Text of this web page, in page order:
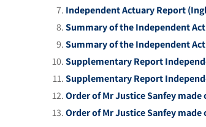
Independent Actuary Report
Summary of the Independent
Summary of the Independent
Supplementary Report
Supplementary Report
Order of Mr Justice Sanfey made
Order of Mr Justice Sanfey made